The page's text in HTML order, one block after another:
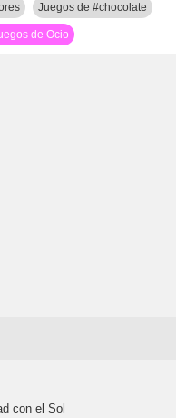
Juegos de #chocolate
de Ocio
con el Sol